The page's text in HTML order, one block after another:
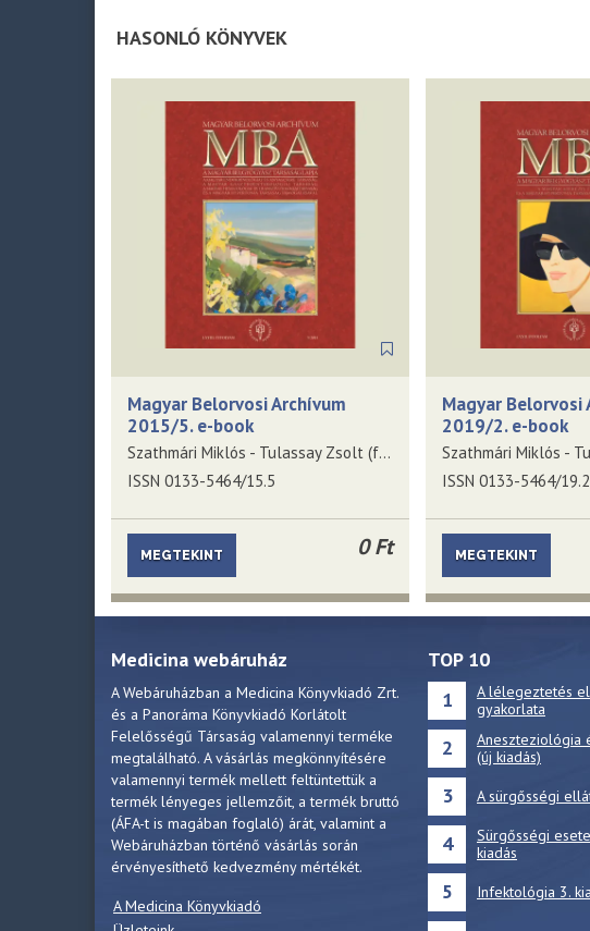
HASONLÓ KÖNYVEK
Magyar Belorvosi Archívum
2015/5. e-book
Szathmári Miklós - Tulassay Zsolt (főszerkesztők)
ISSN 0133-5464/15.5
0 Ft
MEGTEKINT
Magyar Belorvosi
2019/2. e-book
ISSN 0133-5464/19.2
MEGTEKINT
Medicina webáruház
A Webáruházban a Medicina Könyvkiadó Zrt.
és a Panoráma Könyvkiadó Korlátolt
Felelősségű Társaság valamennyi terméke
megtalálható. A vásárlás megkönnyítésére
valamennyi termék mellett feltüntettük a
termék lényeges jellemzőit, a termék bruttó
(ÁFA-t is magában foglaló) árát, valamint a
Webáruházban történő vásárlás során
érvényesíthető kedvezmény mértékét.
A Medicina Könyvkiadó
TOP 10
1
A lélegeztetés
gyakorlata
2
Aneszteziológia
(új kiadás)
3 A sürgősségi
4
Sürgősségi
kiadás
5 Infektológia 3.